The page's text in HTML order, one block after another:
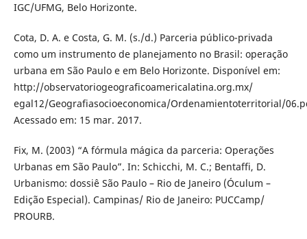
IGC/UFMG, Belo Horizonte.
Cota, D. A. e Costa, G. M. (s./d.) Parceria público-privada
como um instrumento de planejamento no Brasil: operação
urbana em São Paulo e em Belo Horizonte. Disponível em:
http://observatoriogeograficoamericalatina.org.mx/
egal12/Geografiasocioeconomica/Ordenamientoterritorial/
Acessado em: 15 mar. 2017.
Fix, M. (2003) “A fórmula mágica da parceria: Operações
Urbanas em São Paulo”. In: Schicchi, M. C.; Bentaffi, D.
Urbanismo: dossiê São Paulo – Rio de Janeiro (Óculum –
Edição Especial). Campinas/ Rio de Janeiro: PUCCamp/
PROURB.